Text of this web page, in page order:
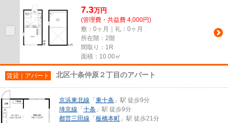
7.3万円
(管理費・共益費 4,000円)
敷：0ヶ月｜礼：0ヶ月
所在階：2階
間取り：1R
面積：10.00㎡
賃貸｜アパート 北区十条仲原２丁目のアパート
京浜東北線 「 東十条 」駅 徒歩9分
埼京線 「 十条 」駅 徒歩9分
都営三田線 「 板橋本町 」駅 徒歩21分